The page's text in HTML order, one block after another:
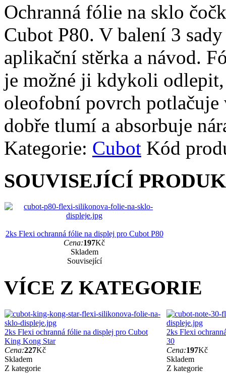
Ochranná fólie na sklo
Cubot P80. V balení 3
aplikační stěrka a návod.
je možné ji kdykoli
oleofobní povrch
dobře tlumí a absorbuje
Kategorie: Cubot Kód
SOUVISEJÍCÍ
2ks Flexi ochranná fólie na displej pro Cubot P80
Cena:197Kč
Skladem
Související
VÍCE Z KATEGORIE
2ks Flexi ochranná fólie na displej pro Cubot
King Kong Star
Cena:227Kč
Skladem
Z kategorie
2ks Flexi
30
Cena:197Kč
Skladem
Z kategorie